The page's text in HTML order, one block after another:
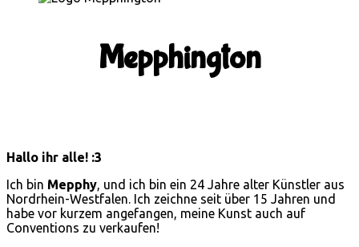
Mepphington
Hallo ihr alle! :3
Ich bin Mepphy, und ich bin ein 24 Jahre alter Künstler aus
Nordrhein-Westfalen. Ich zeichne seit über 15 Jahren und
habe vor kurzem angefangen, meine Kunst auch auf
Conventions zu verkaufen!